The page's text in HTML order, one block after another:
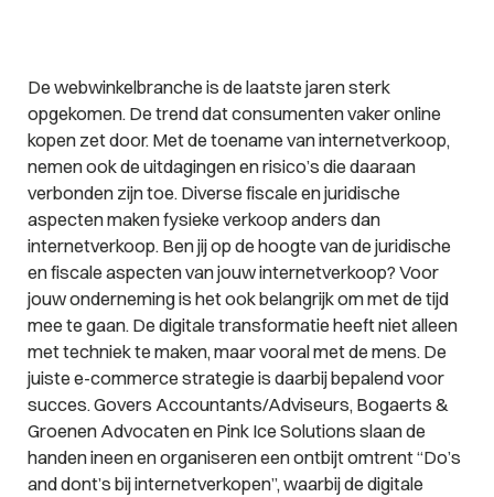
De webwinkelbranche is de laatste jaren sterk
opgekomen. De trend dat consumenten vaker online
kopen zet door. Met de toename van internetverkoop,
nemen ook de uitdagingen en risico’s die daaraan
verbonden zijn toe. Diverse fiscale en juridische
aspecten maken fysieke verkoop anders dan
internetverkoop. Ben jij op de hoogte van de juridische
en fiscale aspecten van jouw internetverkoop? Voor
jouw onderneming is het ook belangrijk om met de tijd
mee te gaan. De digitale transformatie heeft niet alleen
met techniek te maken, maar vooral met de mens. De
juiste e-commerce strategie is daarbij bepalend voor
succes. Govers Accountants/Adviseurs, Bogaerts &
Groenen Advocaten en Pink Ice Solutions slaan de
handen ineen en organiseren een ontbijt omtrent “Do’s
and dont’s bij internetverkopen”, waarbij de digitale